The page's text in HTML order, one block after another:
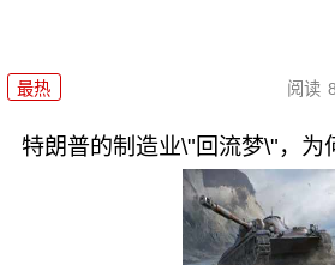
最热 阅读
特朗普的制造业\"回流梦\"，为